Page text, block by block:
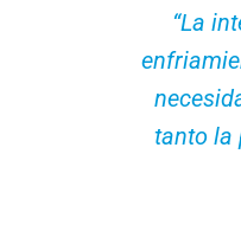
“La
tanto la